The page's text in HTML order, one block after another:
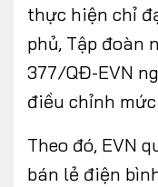
thực hiện chỉ
phủ, Tập đoàn
377/QĐ-EVN
điều chỉnh
Theo đó, EVN
bán lẻ điện